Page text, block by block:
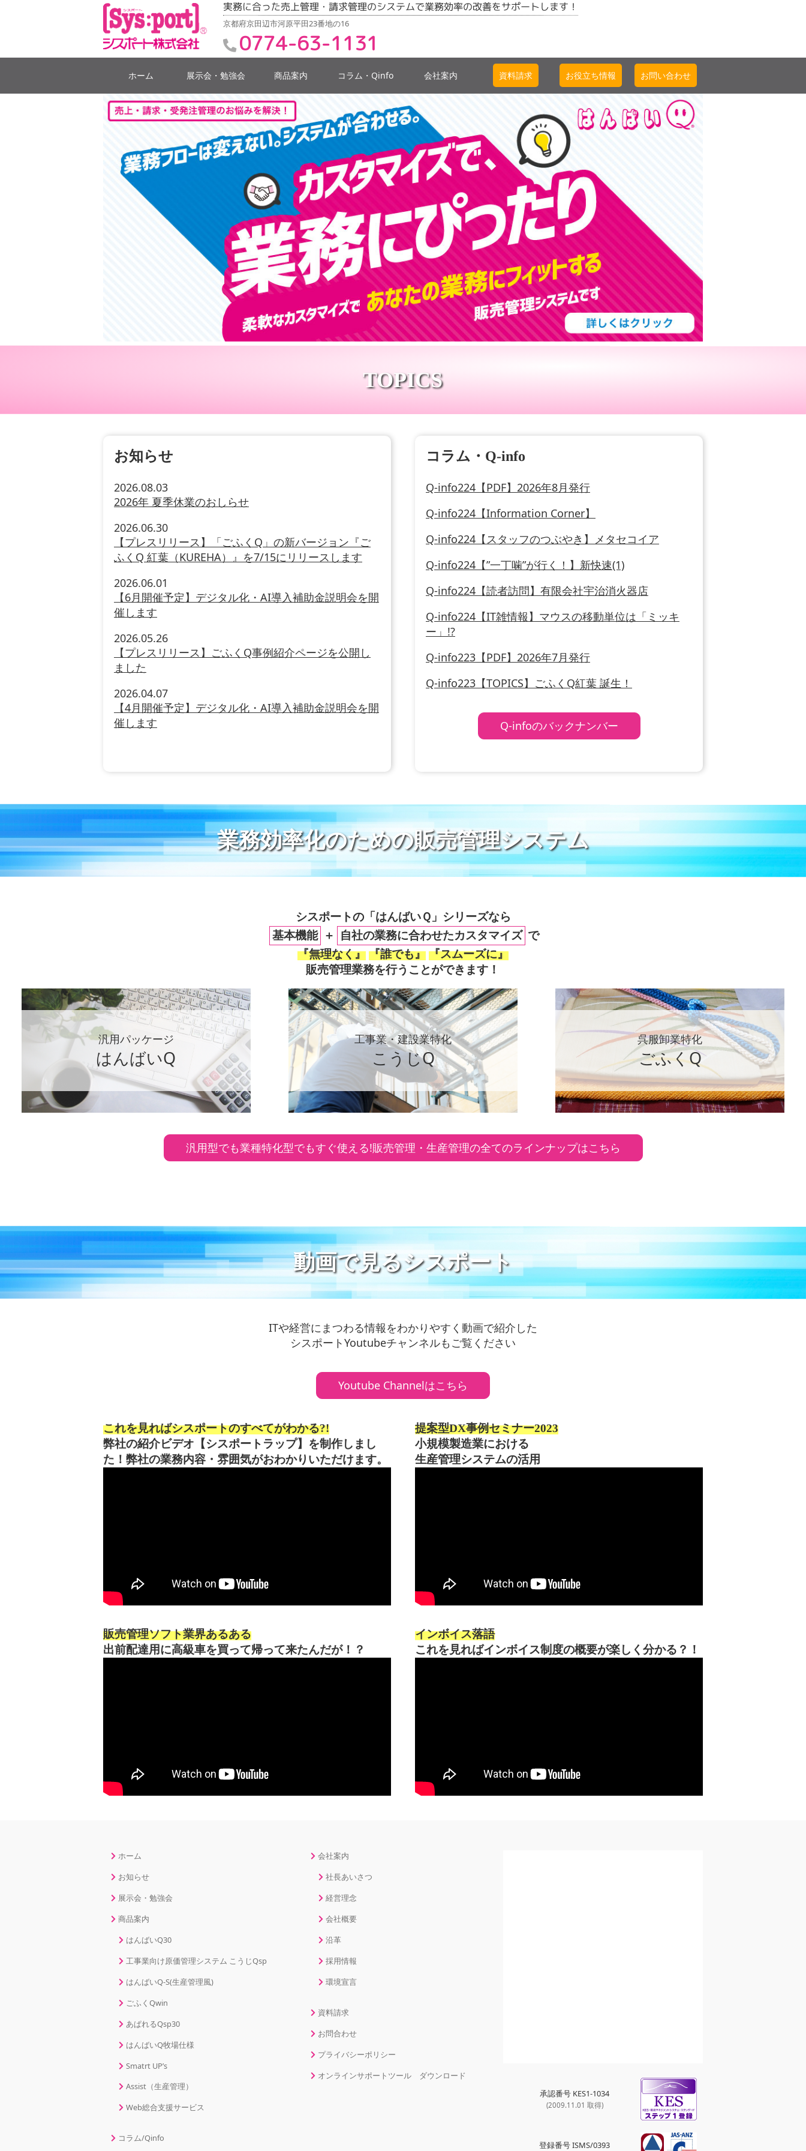
実務に合った売上管理・請求管理のシステムで業務効率の改善をサポートします！
京都府京田辺市河原平田23番地の16
0774-63-1131
ホーム 展示会・勉強会 商品案内 コラム・Qinfo 会社案内 資料請求 お役立ち情報 お問い合わせ
TOPICS
お知らせ
2026.08.03
2026年 夏季休業のおしらせ
2026.06.30
【プレスリリース】「ごふくQ」の新バージョン『ご
ふくQ 紅葉（KUREHA）』を7/15にリリースします
2026.06.01
【6月開催予定】デジタル化・AI導入補助金説明会を開
催します
2026.05.26
【プレスリリース】ごふくQ事例紹介ページを公開し
ました
2026.04.07
【4月開催予定】デジタル化・AI導入補助金説明会を開
催します
コラム・Q-info
Q-info224【PDF】2026年8月発行
Q-info224【Information Corner】
Q-info224【スタッフのつぶやき】メタセコイア
Q-info224【”一丁噛”が行く！】新快速(1)
Q-info224【読者訪問】有限会社宇治消火器店
Q-info224【IT雑情報】マウスの移動単位は「ミッキ
ー」!?
Q-info223【PDF】2026年7月発行
Q-info223【TOPICS】ごふくQ紅葉 誕生！
Q-infoのバックナンバー
業務効率化のための販売管理システム
シスポートの「はんばいＱ」シリーズなら
基本機能 ＋ 自社の業務に合わせたカスタマイズ で
『無理なく』 『誰でも』 『スムーズに』
販売管理業務を行うことができます！
汎用パッケージ
はんばいQ
工事業・建設業特化
こうじQ
呉服卸業特化
ごふくQ
汎用型でも業種特化型でもすぐ使える!販売管理・生産管理の全てのラインナップはこちら
動画で見るシスポート
ITや経営にまつわる情報をわかりやすく動画で紹介した
シスポートYoutubeチャンネルもご覧ください
Youtube Channelはこちら
これを見ればシスポートのすべてがわかる?!
弊社の紹介ビデオ【シスポートラップ】を制作しまし
た！弊社の業務内容・雰囲気がおわかりいただけます。
提案型DX事例セミナー2023
小規模製造業における
生産管理システムの活用
販売管理ソフト業界あるある
出前配達用に高級車を買って帰って来たんだが！？
インボイス落語
これを見ればインボイス制度の概要が楽しく分かる？！
ホーム
お知らせ
展示会・勉強会
商品案内
はんばいQ30
工事業向け原価管理システム こうじQsp
はんばいQ-S(生産管理風)
ごふくQwin
あぱれるQsp30
はんばいQ牧場仕様
Smatrt UP’s
Assist（生産管理）
Web総合支援サービス
コラム/Qinfo
会社案内
社長あいさつ
経営理念
会社概要
沿革
採用情報
環境宣言
資料請求
お問合わせ
プライバシーポリシー
オンラインサポートツール ダウンロード
承認番号 KES1-1034
(2009.11.01 取得)
登録番号 ISMS/0393